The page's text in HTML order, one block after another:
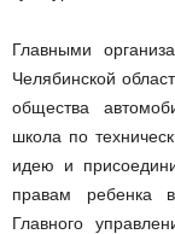
Главными
Челябинской
общества
школа по
идею и
правам ребенка
Главного